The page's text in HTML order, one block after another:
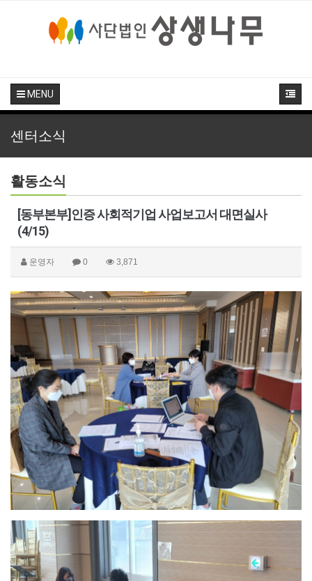
MENU
센터소식
활동소식
[동부본부]인증 사회적기업 사업보고서 대면실사
(4/15)
운영자 0 3,871